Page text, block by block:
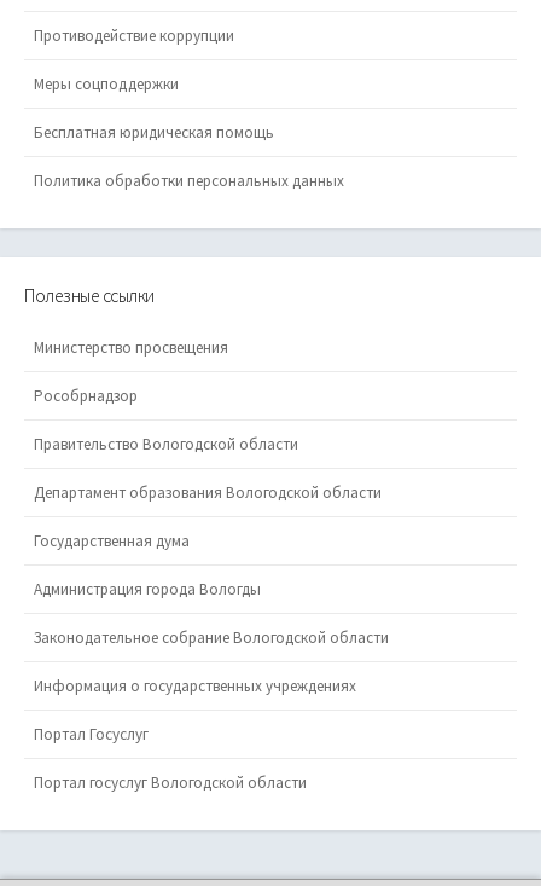
Противодействие коррупции
Меры соцподдержки
Бесплатная юридическая помощь
Политика обработки персональных данных
Полезные ссылки
Министерство просвещения
Рособрнадзор
Правительство Вологодской области
Департамент образования Вологодской области
Государственная дума
Администрация города Вологды
Законодательное собрание Вологодской области
Информация о государственных учреждениях
Портал Госуслуг
Портал госуслуг Вологодской области